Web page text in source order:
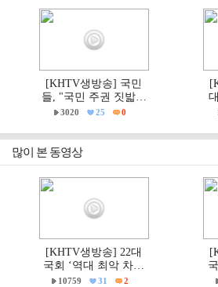
[KHTV생방송] 국민
들, "국민 주권 짓밟힌
6·3지방선거, 재선거하
하라!"
3020 25 0
많이 본 동영상
[KHTV생방송] 22대
국회 ‘역대 최악 차별
금지법’ 반대 거룩한방
10759 31 2